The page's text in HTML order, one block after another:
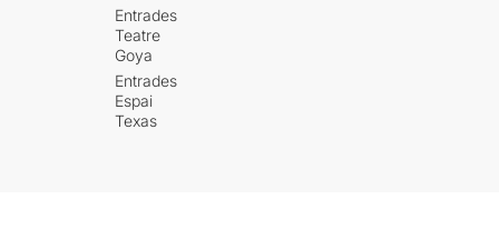
Entrades
Teatre
Goya
Entrades
Espai
Texas